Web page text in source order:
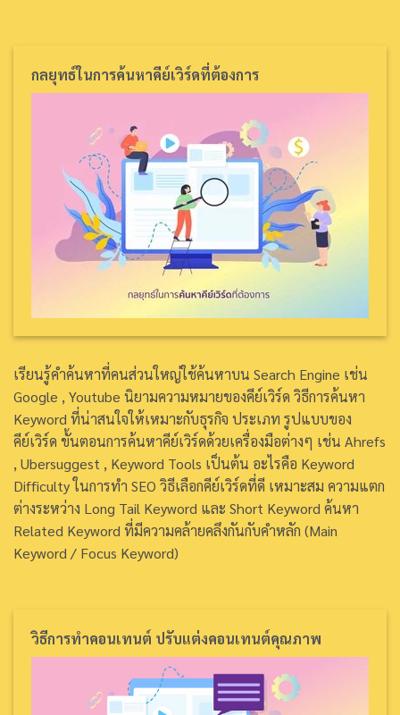
กลยุทธ์ในการค้นหาคีย์เวิร์ดที่ต้องการ
เรียนรู้คำค้นหาที่คนส่วนใหญ่ใช้ค้นหาบน Search Engine เช่น
Google , Youtube นิยามความหมายของคีย์เวิร์ด วิธีการค้นหา
Keyword ที่น่าสนใจให้เหมาะกับธุรกิจ ประเภท รูปแบบของ
คีย์เวิร์ด ขั้นตอนการค้นหาคีย์เวิร์ดด้วยเครื่องมือต่างๆ เช่น Ahrefs
, Ubersuggest , Keyword Tools เป็นต้น อะไรคือ Keyword
Difficulty ในการทำ SEO วิธีเลือกคีย์เวิร์ดที่ดี เหมาะสม ความแตก
ต่างระหว่าง Long Tail Keyword และ Short Keyword ค้นหา
Related Keyword ที่มีความคล้ายคลึงกันกับคำหลัก (Main
Keyword / Focus Keyword)
วิธีการทำคอนเทนต์ ปรับแต่งคอนเทนต์คุณภาพ